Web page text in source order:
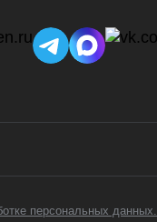
персональных данных.